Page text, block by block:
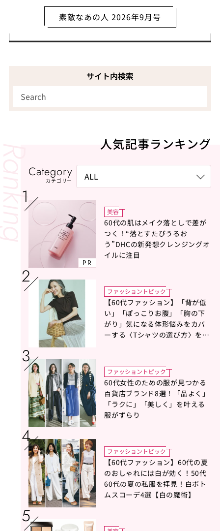
素敵なあの人 2026年9月号
サイト内検索
人気記事ランキング
Category
カテゴリー
PR
美容
60代の肌はメイク落としで差が
つく！“落とすたびうるお
う”DHCの新発想クレンジングオ
イルに注目
ファッショントピック
【60代ファッション】「背が低
い」「ぽっこりお腹」「胸の下
がり」気になる体形悩みをカバ
ーする〈Tシャツの選び方〉をス
ファッショントピック
60代女性のための服が見つかる
百貨店ブランド8選！「品よく」
「ラクに」「美しく」を叶える
服がずらり
ファッショントピック
【60代ファッション】60代の夏
のおしゃれには白が効く！50代
60代の夏の私服を拝見！白ボト
ムスコーデ4選【白の魔術】